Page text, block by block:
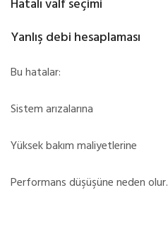
Hatalı valf seçimi
Yanlış debi hesaplaması
Bu hatalar:
Sistem arızalarına
Yüksek bakım maliyetlerine
Performans düşüşüne neden olur.